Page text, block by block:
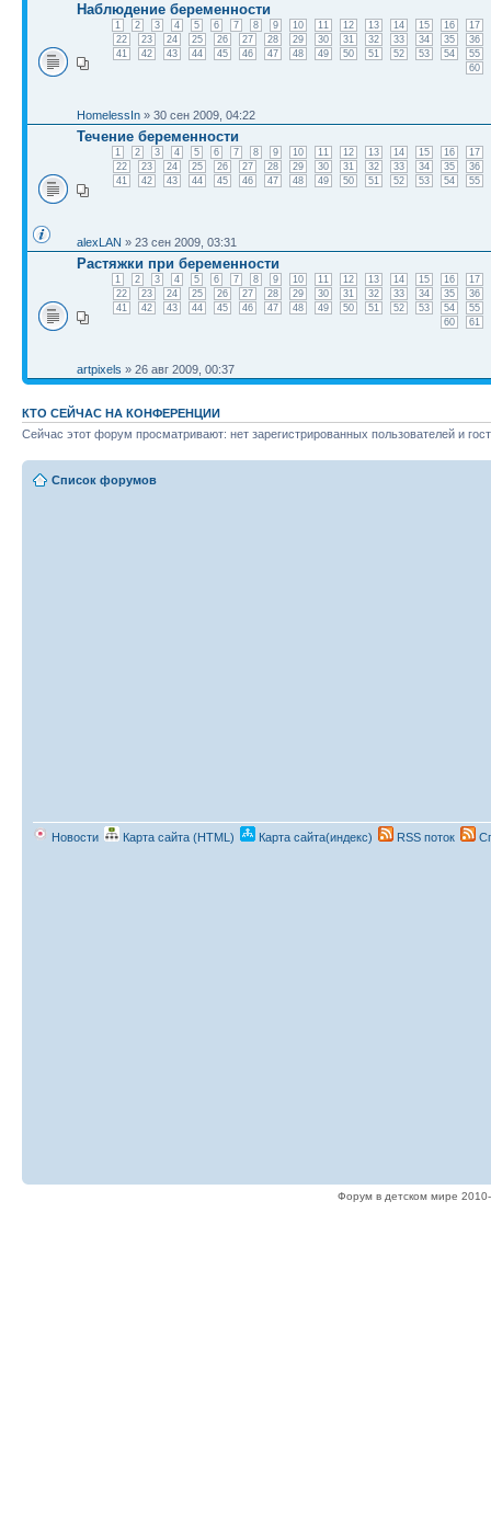
Наблюдение беременности
1 2 3 4 5 6 7 8 9 10 11 12 13 14 15 16
17
22
23 24 25 26 27 28 29 30 31 32 33 34 35
36
41
42 43 44 45 46 47 48 49 50 51 52 53 54
55
60
HomelessIn » 30 сен 2009, 04:22
Течение беременности
1 2 3 4 5 6 7 8 9 10 11 12 13 14 15 16
17
22
23 24 25 26 27 28 29 30 31 32 33 34 35
36
41
42 43 44 45 46 47 48 49 50 51 52 53 54 55
alexLAN » 23 сен 2009, 03:31
Растяжки при беременности
1 2 3 4 5 6 7 8 9 10 11 12 13 14 15 16
17
22
23 24 25 26 27 28 29 30 31 32 33 34 35
36
41
42 43 44 45 46 47 48 49 50 51 52 53 54
55
60
61
artpixels » 26 авг 2009, 00:37
КТО СЕЙЧАС НА КОНФЕРЕНЦИИ
Сейчас этот форум просматривают: нет зарегистрированных пользователей и
Список форумов
Новости Карта сайта (HTML) Карта сайта(индекс) RSS поток
Форум в детском мире